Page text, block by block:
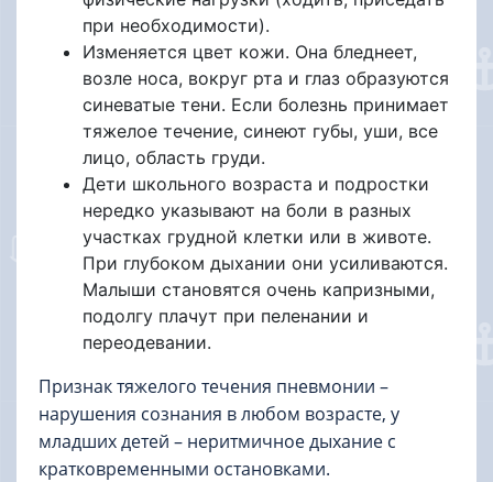
при необходимости).
Изменяется цвет кожи. Она бледнеет,
возле носа, вокруг рта и глаз образуются
синеватые тени. Если болезнь принимает
тяжелое течение, синеют губы, уши, все
лицо, область груди.
Дети школьного возраста и подростки
нередко указывают на боли в разных
участках грудной клетки или в животе.
При глубоком дыхании они усиливаются.
Малыши становятся очень капризными,
подолгу плачут при пеленании и
переодевании.
Признак тяжелого течения пневмонии –
нарушения сознания в любом возрасте, у
младших детей – неритмичное дыхание с
кратковременными остановками.